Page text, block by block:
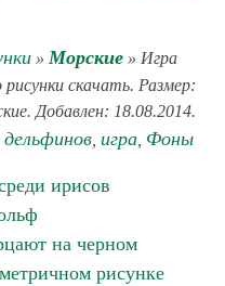
» Морские » Игра
скачать. Размер:
Добавлен: 18.08.2014.
дельфинов, игра, Фоны
ирисов
на черном
рисунке